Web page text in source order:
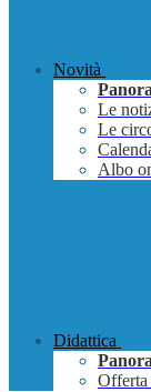
Novità
Le
Le
Albo
Didattica
Offerta